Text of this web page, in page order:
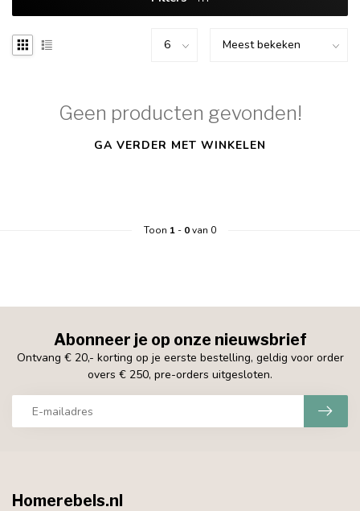
Geen producten gevonden!
GA VERDER MET WINKELEN
Toon 1- 0van 0
Abonneer je op onze nieuwsbrief
Ontvang € 20,- korting op je eerste bestelling, geldig voor order
overs € 250, pre-orders uitgesloten.
Homerebels.nl